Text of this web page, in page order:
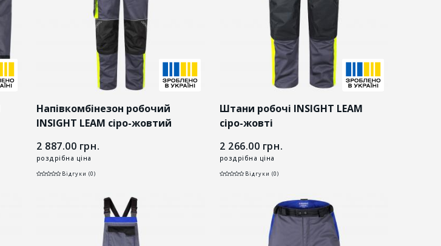
Напівкомбінезон робочий
INSIGHT LEAM сіро-жовтий
2 887.00 грн.
роздрібна ціна
Відгуки (0)
Штани робочі INSIGHT LEAM
сіро-жовті
2 266.00 грн.
роздрібна ціна
Відгуки (0)